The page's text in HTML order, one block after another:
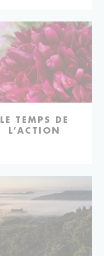
LE TEMPS DE
L’ACTION